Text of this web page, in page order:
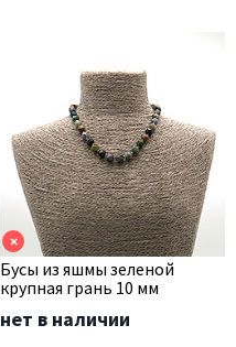
×
Бусы из яшмы зеленой
крупная грань 10 мм
нет в наличии